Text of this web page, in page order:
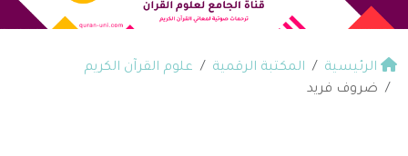
الرئيسية المكتبة الرقمية
علوم القرآن الكريم
ضروف فريد